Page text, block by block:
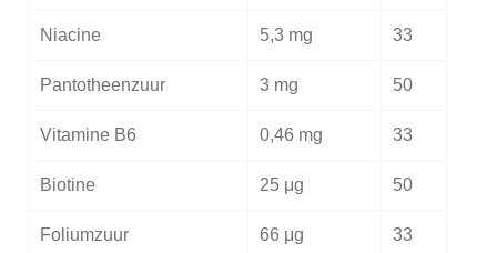
Niacine 5,3 mg 33
Pantotheenzuur 3 mg 50
Vitamine B6 0,46 mg 33
Biotine 25 μg 50
Foliumzuur 66 μg 33